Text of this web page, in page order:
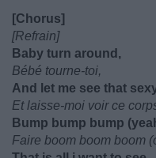
[Chorus]
[Refrain]
Baby turn around,
Bébé tourne-toi,
And let me see that
Et laisse-moi voir ce
Bump bump bump
Faire boom boom boom